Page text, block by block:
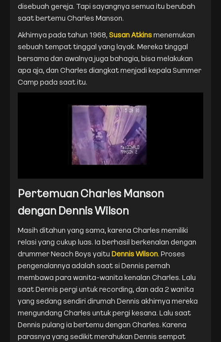
disebuah gereja. Tapi sayangnya semua itu berubah
saat bertemu Charles Manson.
Akhirnya pada tahun 1968, Susan Atkinsmenemukan
sebuah tempat tinggal yang layak. Mereka tinggal
bersama dan awalnya juga bahagia, bisa melakukan
apa aja, dan Charles diangkat menjadi kepala Summer
Camp pada saat itu.
Pertemuan Charles Manson
dengan Dennis Wilson
Masih ditahun yang sama, karena Charles memiliki
relasi yang cukup luas. Ia berhasil berkenalan dengan
drummer Neach Boys yaitu Dennis Wilson. Proses
pengenalannya adalah saat si Dennis pernah
membawa para wanita-wanita kenalan Charles. Lalu
saat Dennis pergi untuk recording, dan ada 2 wanita
yang sedang sendiri dirumah Dennis akhirnya mereka
mengundang Charles untuk pergi kesana. Lalu saat
Dennis pulang ia bertemu dengan Charles. Karena
parasnya yang sedikit merahukan Dennis sempat